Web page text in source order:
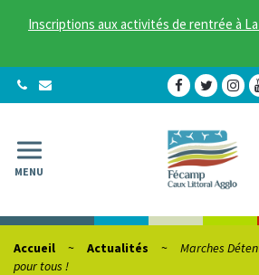
Inscriptions aux activités de rentrée à
Lien
le
compte
Facebook
Lien
le
compte
Twitter
Lien
MENU
Accueil Actualités
Marches
pour tous !